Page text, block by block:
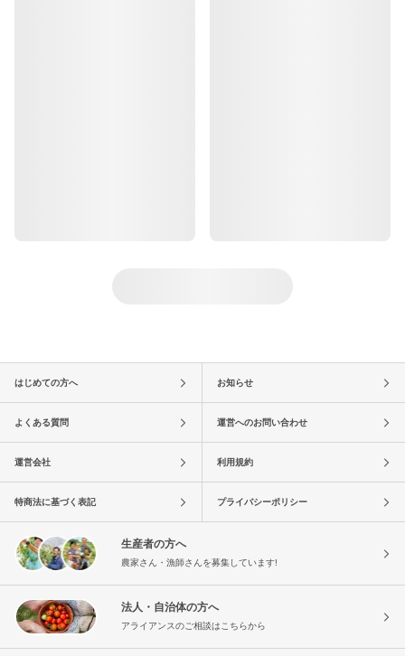
はじめての方へ お知らせ
よくある質問 運営へのお問い合わせ
運営会社 利用規約
特商法に基づく表記 プライバシーポリシー
生産者の方へ
農家さん・漁師さんを募集しています!
法人・自治体の方へ
アライアンスのご相談はこちらから